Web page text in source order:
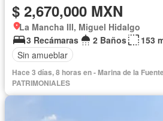
$ 2,670,000 MXN
La Mancha III, Miguel Hidalgo
3 Recámaras
2 Baños
153
Sin amueblar
Hace 3 días, 8 horas en - Marina de la
PATRIMONIALES